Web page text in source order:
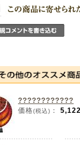
????????????
価格(税込) ：